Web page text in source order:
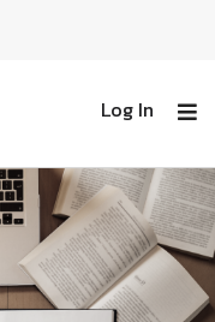
Log In